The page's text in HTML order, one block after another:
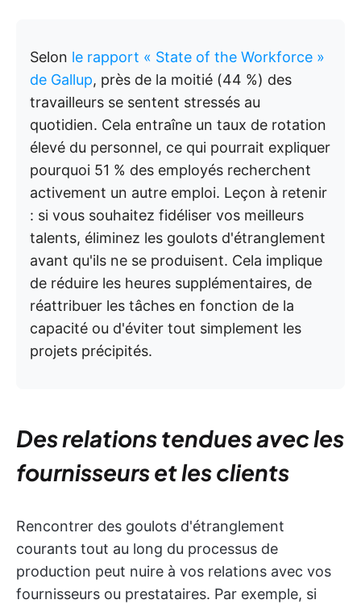
Selon le rapport « State of the Workforce »
de Gallup, près de la moitié (44 %) des
travailleurs se sentent stressés au
quotidien. Cela entraîne un taux de rotation
élevé du personnel, ce qui pourrait expliquer
pourquoi 51 % des employés recherchent
activement un autre emploi. Leçon à retenir
: si vous souhaitez fidéliser vos meilleurs
talents, éliminez les goulots d'étranglement
avant qu'ils ne se produisent. Cela implique
de réduire les heures supplémentaires, de
réattribuer les tâches en fonction de la
capacité ou d'éviter tout simplement les
projets précipités.
Des relations tendues avec les
fournisseurs et les clients
Rencontrer des goulots d'étranglement
courants tout au long du processus de
production peut nuire à vos relations avec vos
fournisseurs ou prestataires. Par exemple, si